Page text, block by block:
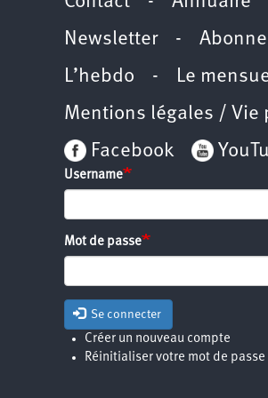
Newsletter-
L’hebdo - Le
Mentions légales / Vie
Facebook
Username
Mot de passe
Se connecter
Créer un nouveau compte
Réinitialiser votre mot de passe